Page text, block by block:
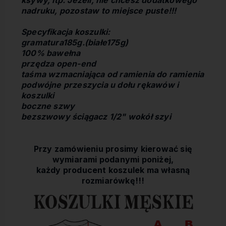
nadruku, pozostaw to miejsce puste!!!
Specyfikacja koszulki:
gramatura185g.(białe175g)
100% bawełna
przędza open-end
taśma wzmacniająca od ramienia do ramienia
podwójne przeszycia u dołu rękawów i
koszulki
boczne szwy
bezszwowy ściągacz 1/2" wokół szyi
Przy zamówieniu prosimy kierować się
wymiarami podanymi poniżej,
każdy producent koszulek ma własną
rozmiarówkę!!!